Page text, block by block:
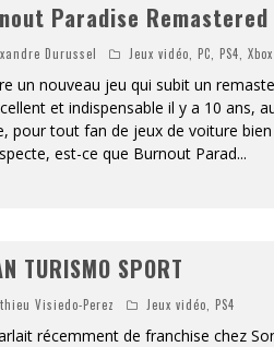
Paradise Remastered
Durussel Jeux vidéo PC PS4
un nouveau jeu qui subit un
et indispensable il y a 10 ans,
pour tout fan de jeux de voiture
est-ce que Burnout Parad...
TURISMO SPORT
Visiedo-Perez Jeux vidéo PS4
récemment de franchise chez